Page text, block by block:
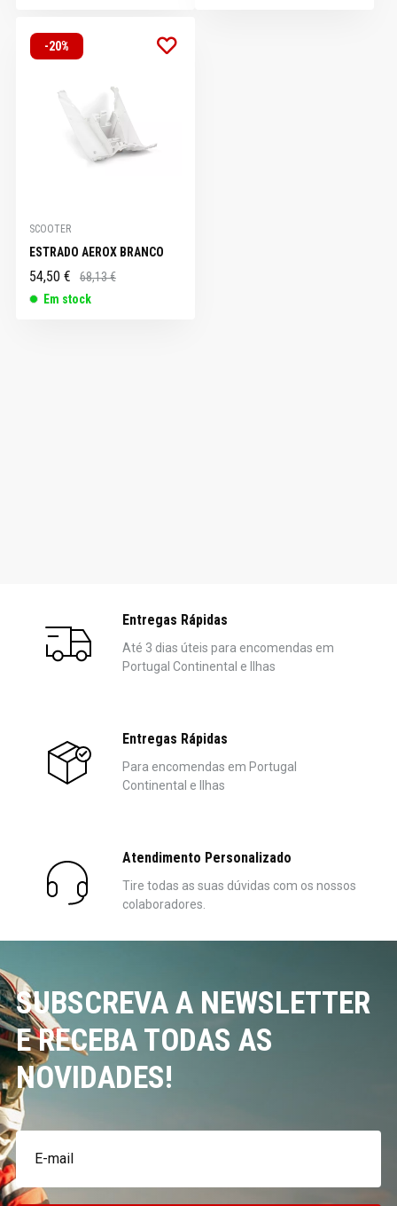
-20%
SCOOTER
ESTRADO AEROX BRANCO
54,50 €
68,13 €
Em stock
Entregas Rápidas
Até 3 dias úteis para encomendas em
Portugal Continental e Ilhas
Entregas Rápidas
Para encomendas em Portugal
Continental e Ilhas
Atendimento Personalizado
Tire todas as suas dúvidas com os nossos
colaboradores.
SUBSCREVA A NEWSLETTER
E RECEBA TODAS AS
NOVIDADES!